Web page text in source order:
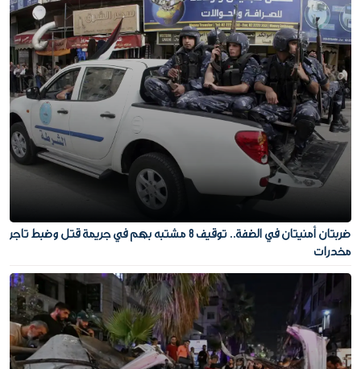
ضربتان أمنيتان في الضفة.. توقيف 8 مشتبه بهم في جريمة قتل وضبط تاجر
مخدرات